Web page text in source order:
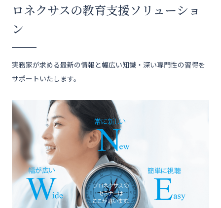
ロネクサスの教育支援ソリューショ
ン
実務家が求める最新の情報と幅広い知識・深い専門性の習得を
サポートいたします。